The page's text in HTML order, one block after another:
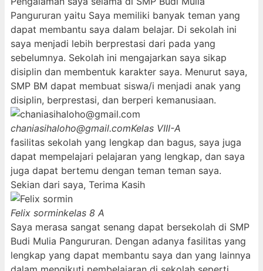
Pangururan yaitu Saya memiliki banyak teman yang
dapat membantu saya dalam belajar. Di sekolah ini
saya menjadi lebih berprestasi dari pada yang
sebelumnya. Sekolah ini mengajarkan saya sikap
disiplin dan membentuk karakter saya. Menurut saya,
SMP BM dapat membuat siswa/i menjadi anak yang
disiplin, berprestasi, dan berperi kemanusiaan.
chaniasihaloho@gmail.comKelas VIII-A
fasilitas sekolah yang lengkap dan bagus, saya juga
dapat mempelajari pelajaran yang lengkap, dan saya
juga dapat bertemu dengan teman teman saya.
Sekian dari saya, Terima Kasih
Felix sorminkelas 8 A
Saya merasa sangat senang dapat bersekolah di SMP
Budi Mulia Pangururan. Dengan adanya fasilitas yang
lengkap yang dapat membantu saya dan yang lainnya